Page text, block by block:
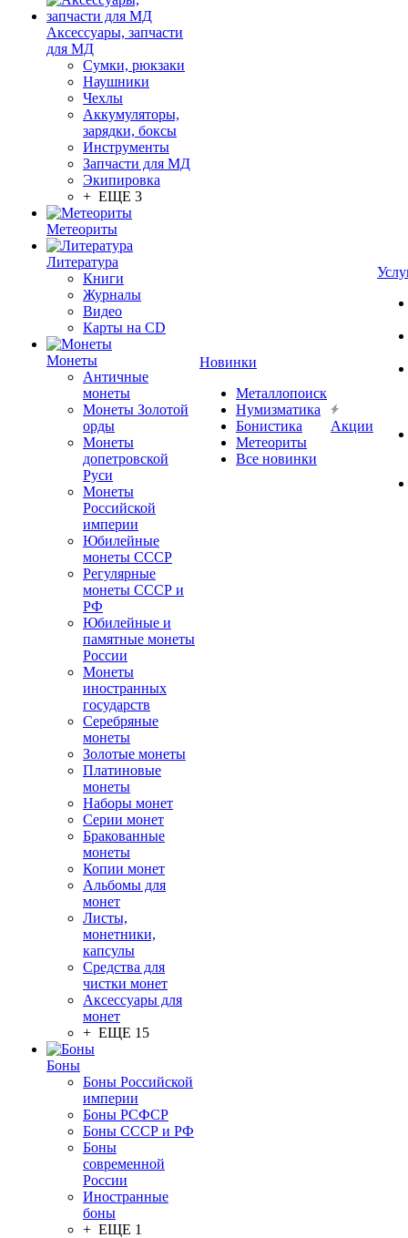
Аксессуары, запчасти
для МД
Сумки, рюкзаки
Наушники
Чехлы
Аккумуляторы,
зарядки, боксы
Инструменты
Запчасти для МД
Экипировка
+ ЕЩЕ 3
Метеориты
Литература
Книги
Журналы
Видео
Карты на CD
Монеты
Античные
монеты
Монеты Золотой
орды
Монеты
допетровской
Руси
Монеты
Российской
империи
Юбилейные
монеты СССР
Регулярные
монеты СССР и
РФ
Юбилейные и
памятные монеты
России
Монеты
иностранных
государств
Серебряные
монеты
Золотые монеты
Платиновые
монеты
Наборы монет
Серии монет
Бракованные
монеты
Копии монет
Альбомы для
монет
Листы,
монетники,
капсулы
Средства для
чистки монет
Аксессуары для
монет
+ ЕЩЕ 15
Боны
Боны Российской
империи
Боны РСФСР
Боны СССР и РФ
Боны
современной
России
Иностранные
боны
+ ЕЩЕ 1
Новинки
Металлопоиск
Нумизматика
Бонистика
Метеориты
Все новинки
Акции